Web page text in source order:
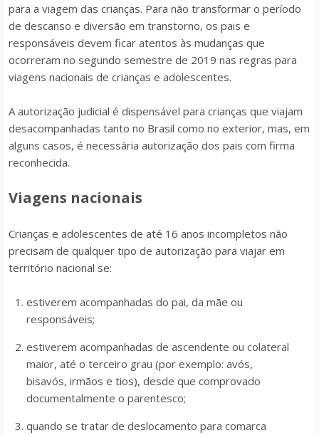
para a viagem das crianças. Para não transformar o período
de descanso e diversão em transtorno, os pais e
responsáveis devem ficar atentos às mudanças que
ocorreram no segundo semestre de 2019 nas regras para
viagens nacionais de crianças e adolescentes.
A autorização judicial é dispensável para crianças que viajam
desacompanhadas tanto no Brasil como no exterior, mas, em
alguns casos, é necessária autorização dos pais com firma
reconhecida.
Viagens nacionais
Crianças e adolescentes de até 16 anos incompletos não
precisam de qualquer tipo de autorização para viajar em
território nacional se:
estiverem acompanhadas do pai, da mãe ou
responsáveis;
estiverem acompanhadas de ascendente ou colateral
maior, até o terceiro grau (por exemplo: avós,
bisavós, irmãos e tios), desde que comprovado
documentalmente o parentesco;
quando se tratar de deslocamento para comarca